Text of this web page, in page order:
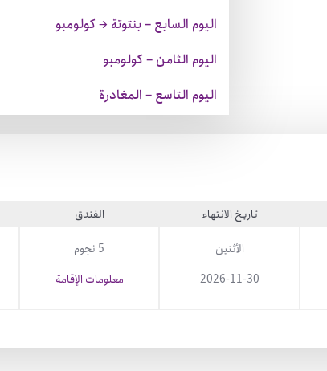
اليوم السابع – بنتوتة → كولومبو
اليوم الثامن – كولومبو
اليوم التاسع – المغادرة
تاريخ الانتهاء
الأثنين
2026-11-30
الفندق
5 نجوم
معلومات الإقامة